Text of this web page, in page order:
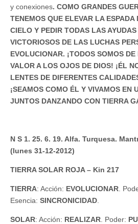
y conexiones. COMO GRANDES
TENEMOS QUE ELEVAR LA
CIELO Y PEDIR TODAS LAS
VICTORIOSOS DE LAS LUCHAS
EVOLUCIONAR. ¡TODOS SOMOS
VALOR A LOS OJOS DE DIOS! ¡ÉL
LENTES DE DIFERENTES
¡SEAMOS COMO ÉL Y VIVAMOS EN
JUNTOS DANZANDO CON TIERRA
N S 1. 25. 6. 19. Alfa. Turquesa.
(lunes 31-12-2012)
TIERRA SOLAR ROJA – Kin 217
TIERRA: Acción: EVOLUCIONAR .
Esencia: SINCRONICIDAD
SOLAR: Acción: REALIZAR . Poder: